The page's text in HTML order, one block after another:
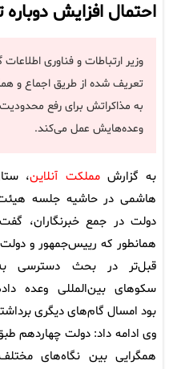
احتمال افزایش دوباره
وزیر ارتباطات و فناوری
تعریف شده از طریق اجماع و
به مذاکراتش برای رفع
وعده‌هایش عمل می‌کند.
به گزارشمملکت آنلاین،
هاشمی در حاشیه جلسه
دولت در جمع خبرنگاران،
همانطور که رییس‌جمهور و
قبل‌تر در بحث دسترسی
سکوهای بین‌المللی وعده
بود امسال گام‌های دیگری
وی ادامه داد: دولت چهاردهم
همگرایی بین نگاه‌های